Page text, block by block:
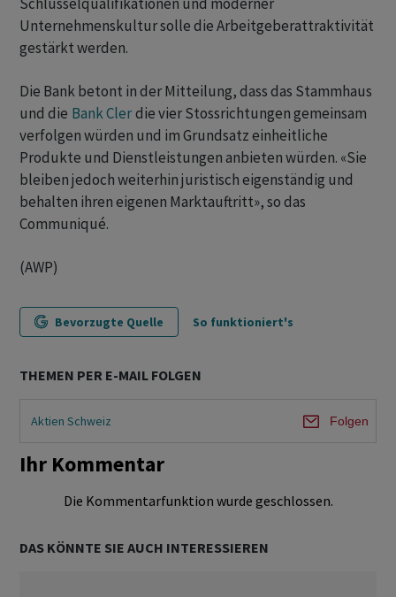
Schlüsselqualifikationen und moderner
Unternehmenskultur solle die Arbeitgeberattraktivität
gestärkt werden.
Die Bank betont in der Mitteilung, dass das Stammhaus
und die Bank Clerdie vier Stossrichtungen gemeinsam
verfolgen würden und im Grundsatz einheitliche
Produkte und Dienstleistungen anbieten würden. «Sie
bleiben jedoch weiterhin juristisch eigenständig und
behalten ihren eigenen Marktauftritt», so das
Communiqué.
(AWP)
Bevorzugte Quelle So funktioniert's
THEMEN PER E-MAIL FOLGEN
Aktien Schweiz Folgen
Ihr Kommentar
Die Kommentarfunktion wurde geschlossen.
DAS KÖNNTE SIE AUCH INTERESSIEREN